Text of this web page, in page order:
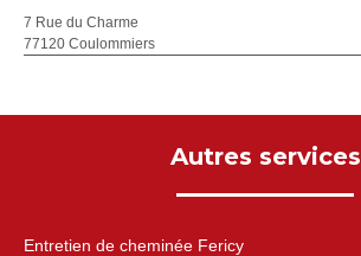
7 Rue du Charme
77120 Coulommiers
Autres services
Entretien de cheminée Fericy